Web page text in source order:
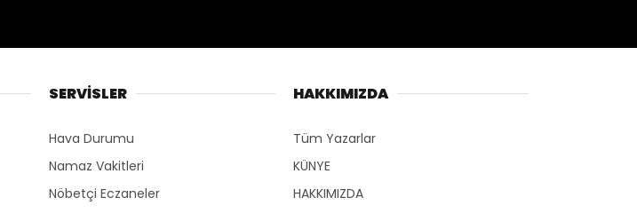
SERVİSLER
Hava Durumu
Namaz Vakitleri
Nöbetçi Eczaneler
HAKKIMIZDA
Tüm Yazarlar
KÜNYE
HAKKIMIZDA